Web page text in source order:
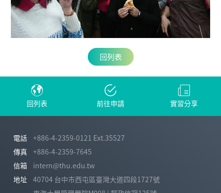
回列表
回列表 前往申請 實習分享
電話
+886-4-2359-0121 Ext.35527
傳真
+886-4-2359-7645
信箱
intern@thu.edu.tw
地址
40704 台中市西屯區臺灣大道四段1727號